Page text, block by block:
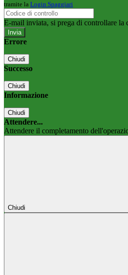
tramite la Login Spaggiari
E-mail inviata, si prega di controllare la
Errore
Chiudi
Successo
Chiudi
Informazione
Chiudi
Attendere...
Attendere il completamento
Chiudi